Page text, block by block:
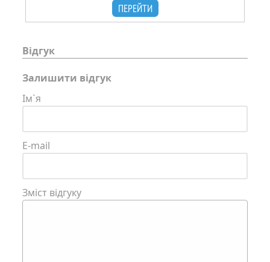
ПЕРЕЙТИ
Відгук
Залишити відгук
Ім`я
E-mail
Зміст відгуку